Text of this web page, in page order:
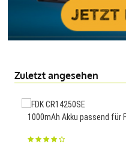
Zuletzt angesehen
1000mAh Akku passend für